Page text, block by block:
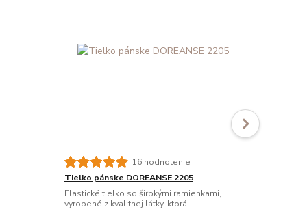
16 hodnotenie
Tielko pánske DOREANSE 2205
Elastické tielko so širokými ramienkami,
vyrobené z kvalitnej látky, ktorá ...